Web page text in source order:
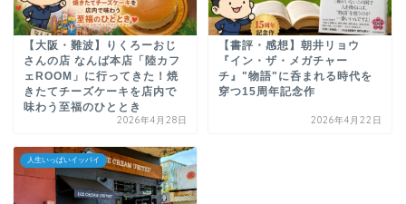
【大阪・難波】りくろーおじ
さんの店 なんば本店「陸カフ
ェROOM」に行ってきた！焼
きたてチーズケーキを店内で
味わう至福のひととき
2026年4月28日
【書評・感想】朝井リョウ
『イン・ザ・メガチャー
チ』"物語"に呑まれる時代を
穿つ15周年記念作
2026年4月22日
人生いっぱいイッパイ